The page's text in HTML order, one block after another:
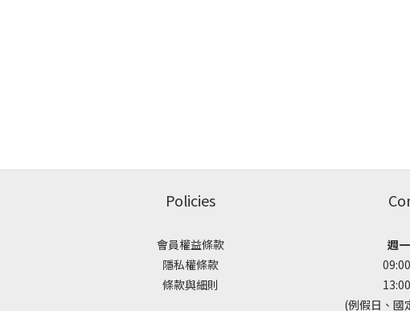
Policies
會員權益條款
隱私權條款
條款與細則
週
(例假日、國